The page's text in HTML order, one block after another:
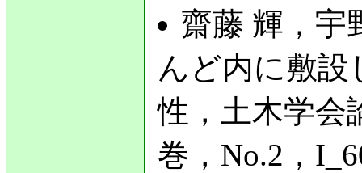
齋藤 輝，宇
んど内に敷設
性，土木学会
巻，No.2，